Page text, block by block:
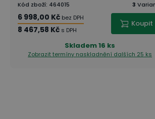
Kód zboží: 464015 3
6 998,00 Kč bez DPH
8 467,58 Kč s DPH
Koupit
Skladem16 ks
Zobrazit termíny naskladnění dalších 25 ks